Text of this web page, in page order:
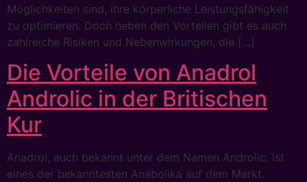
Möglichkeiten sind, ihre körperliche Leistungsfähigkeit
zu optimieren. Doch neben den Vorteilen gibt es auch
zahlreiche Risiken und Nebenwirkungen, die […]
Die Vorteile von Anadrol
Androlic in der Britischen
Kur
Anadrol, auch bekannt unter dem Namen Androlic, ist
eines der bekanntesten Anabolika auf dem Markt.